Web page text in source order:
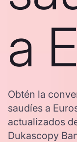
a
Obtén la
saudíes a
actualizados
Dukascopy